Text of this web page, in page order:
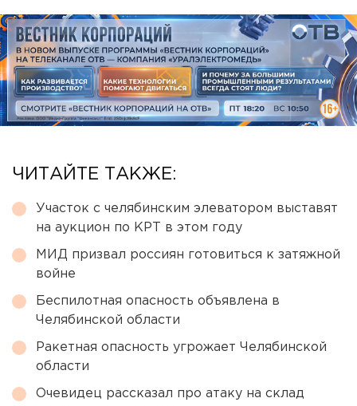
ЧИТАЙТЕ ТАКЖЕ:
Участок с челябинским элеватором выставят
на аукцион по КРТ в этом году
МИД призвал россиян готовиться к затяжной
войне
Беспилотная опасность объявлена в
Челябинской области
Ракетная опасность угрожает Челябинской
области
Очевидец рассказал про атаку на склад